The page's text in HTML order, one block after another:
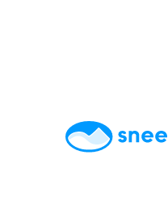
AccommodatiesTips